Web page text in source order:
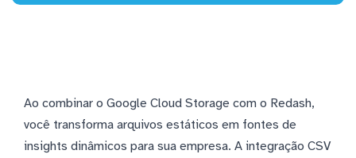
Ao combinar o Google Cloud Storage com o Redash,
você transforma arquivos estáticos em fontes de
insights dinâmicos para sua empresa. A integração CSV